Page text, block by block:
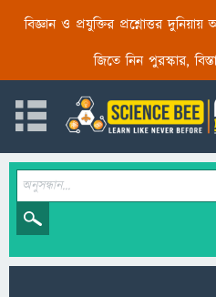
বিজ্ঞান ও প্রযুক্তির প্রশ্নোত্তর
জিতে নিন পুরস্কার,